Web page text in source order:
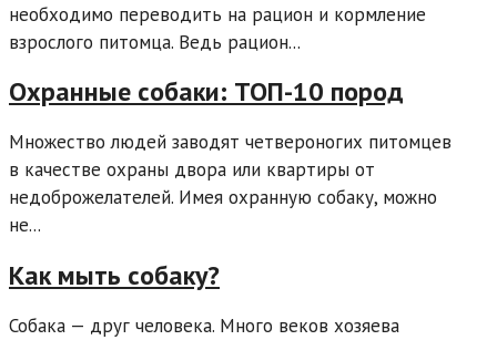
необходимо переводить на рацион и кормление
взрослого питомца. Ведь рацион...
Охранные собаки: ТОП-10 пород
Множество людей заводят четвероногих питомцев
в качестве охраны двора или квартиры от
недоброжелателей. Имея охранную собаку, можно
не...
Как мыть собаку?
Собака — друг человека. Много веков хозяева